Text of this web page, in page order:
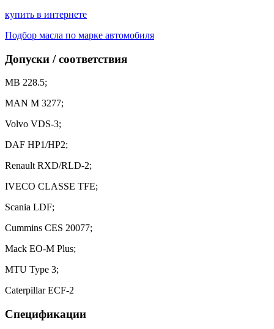
купить в интернете
Подбор масла по марке автомобиля
Допуски / соответствия
MB 228.5;
MAN M 3277;
Volvo VDS-3;
DAF HP1/HP2;
Renault RXD/RLD-2;
IVECO CLASSE TFE;
Scania LDF;
Сummins CES 20077;
Mack EO-M Plus;
MTU Type 3;
Caterpillar ECF-2
Спецификации